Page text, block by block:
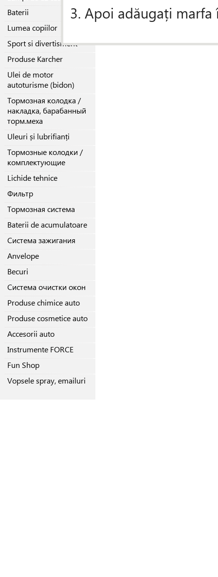
Baterii
Lumea copiilor
Sport si divertisment
Produse Karcher
Ulei de motor
autoturisme (bidon)
Тормозная колодка /
накладка, барабанный
торм.меха
Uleuri și lubrifianți
Тормозные колодки /
комплектующие
Lichide tehnice
Фильтр
Тормозная система
Baterii de acumulatoare
Система зажигания
Anvelope
Becuri
Система очистки окон
Produse chimice auto
Produse cosmetice auto
Accesorii auto
Instrumente FORCE
Fun Shop
Vopsele spray, emailuri
3. Apoi adăugați marfa